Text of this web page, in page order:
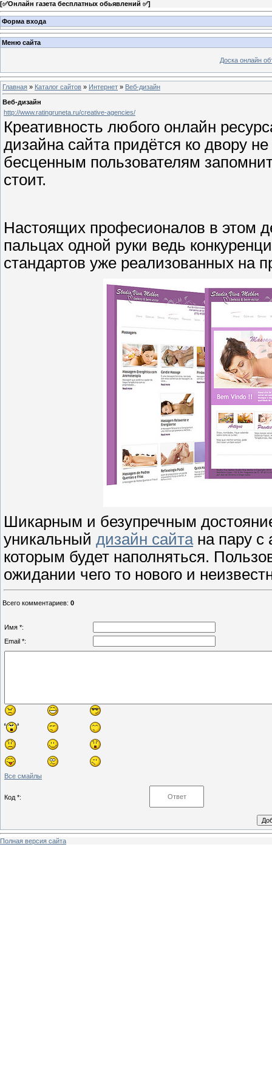
[✅Онлайн газета бесплатных обьявлений ✅]
Форма входа
Меню сайта
Доска онлайн
Главная » Каталог сайтов » Интернет » Веб-дизайн
Веб-дизайн
http://www.ratingruneta.ru/creative-agencies/
Креативность любого онлайн
дизайна сайта придётся ко двору
бесценным пользователям
стоит.
Настоящих професионалов в этом
пальцах одной руки ведь
стандартов уже реализованных на
Шикарным и безупречным
уникальный дизайн сайтана пару с
которым будет наполняться.
ожидании чего то нового и
Всего комментариев: 0
Имя *:
Email *:
Все смайлы
Код *:
Полная версия сайта